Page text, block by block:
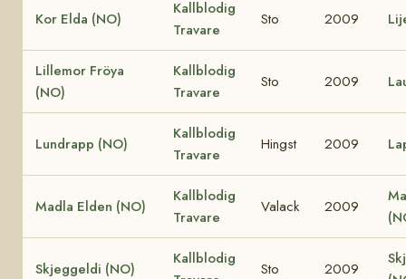
Kor Elda (NO)
Kallblodig
Travare
Sto 2009
Lillemor Fröya
(NO)
Kallblodig
Travare
Sto 2009
Lundrapp (NO)
Kallblodig
Travare
Hingst 2009
Madla Elden (NO)
Kallblodig
Travare
Valack 2009
Skjeggeldi (NO)
Kallblodig
Sto 2009